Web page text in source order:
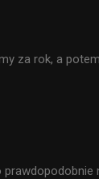
za rok, a